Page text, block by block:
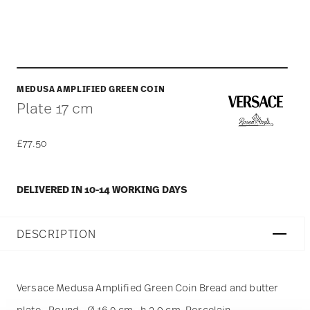
MEDUSA AMPLIFIED GREEN COIN
Plate 17 cm
£77.50
DELIVERED IN 10-14 WORKING DAYS
DESCRIPTION
Versace Medusa Amplified Green Coin Bread and butter